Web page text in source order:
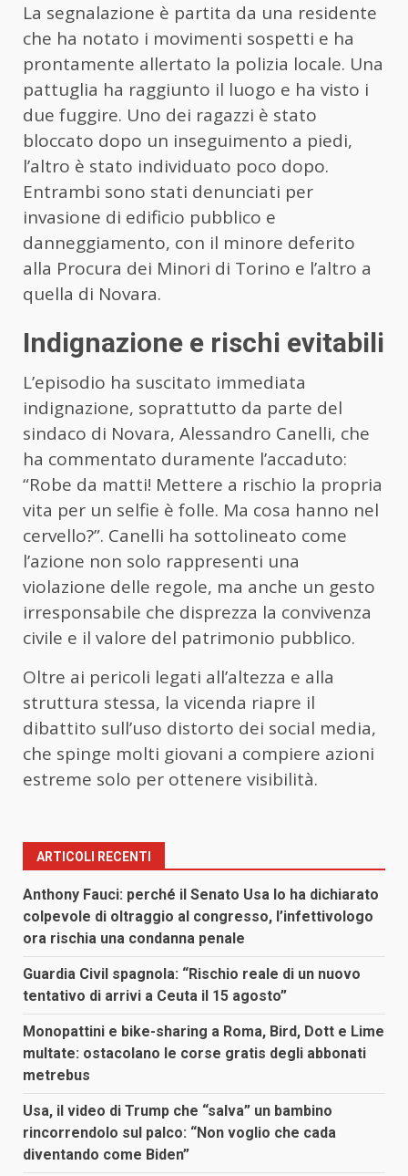
La segnalazione è partita da una residente
che ha notato i movimenti sospetti e ha
prontamente allertato la polizia locale. Una
pattuglia ha raggiunto il luogo e ha visto i
due fuggire. Uno dei ragazzi è stato
bloccato dopo un inseguimento a piedi,
l’altro è stato individuato poco dopo.
Entrambi sono stati denunciati per
invasione di edificio pubblico e
danneggiamento, con il minore deferito
alla Procura dei Minori di Torino e l’altro a
quella di Novara.
Indignazione e rischi evitabili
L’episodio ha suscitato immediata
indignazione, soprattutto da parte del
sindaco di Novara, Alessandro Canelli, che
ha commentato duramente l’accaduto:
“Robe da matti! Mettere a rischio la propria
vita per un selfie è folle. Ma cosa hanno nel
cervello?”. Canelli ha sottolineato come
l’azione non solo rappresenti una
violazione delle regole, ma anche un gesto
irresponsabile che disprezza la convivenza
civile e il valore del patrimonio pubblico.
Oltre ai pericoli legati all’altezza e alla
struttura stessa, la vicenda riapre il
dibattito sull’uso distorto dei social media,
che spinge molti giovani a compiere azioni
estreme solo per ottenere visibilità.
ARTICOLI RECENTI
Anthony Fauci: perché il Senato Usa lo ha dichiarato
colpevole di oltraggio al congresso, l’infettivologo
ora rischia una condanna penale
Guardia Civil spagnola: “Rischio reale di un nuovo
tentativo di arrivi a Ceuta il 15 agosto”
Monopattini e bike-sharing a Roma, Bird, Dott e Lime
multate: ostacolano le corse gratis degli abbonati
metrebus
Usa, il video di Trump che “salva” un bambino
rincorrendolo sul palco: “Non voglio che cada
diventando come Biden”